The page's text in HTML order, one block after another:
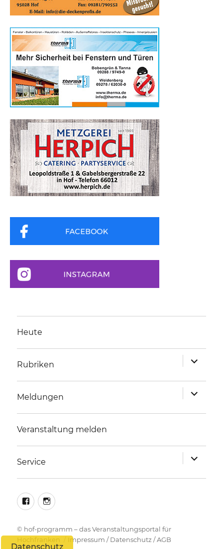
Heute
Rubriken
anzeigen
Meldungen
anzeigen
Veranstaltung melden
Service
anzeigen
facebookinstagram
© hof-programm – das Veranstaltungsportal für
Hochfranken
Impressum /Datenschutz /AGB
Datenschutz